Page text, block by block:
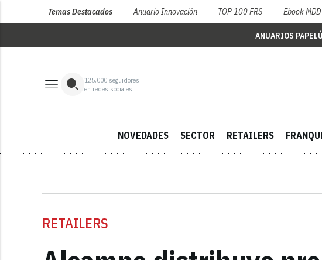
Temas Destacados Anuario Innovación TOP 100 FRS Ebook MDD
ANUARIOS PAPEL
125,000 seguidores
en redes sociales
NOVEDADES SECTOR RETAILERS
RETAILERS